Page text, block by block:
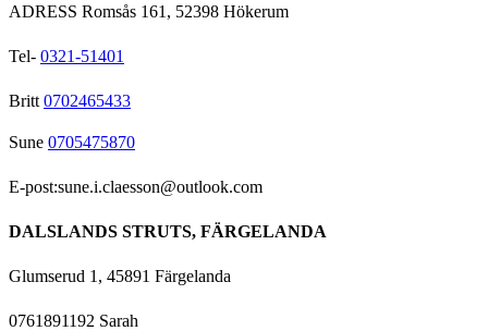
ADRESS Romsås 161, 52398 Hökerum
Tel- 0321-51401
Britt 0702465433
Sune 0705475870
E-post:sune.i.claesson@outlook.com
DALSLANDS STRUTS, FÄRGELANDA
Glumserud 1, 45891 Färgelanda
0761891192 Sarah